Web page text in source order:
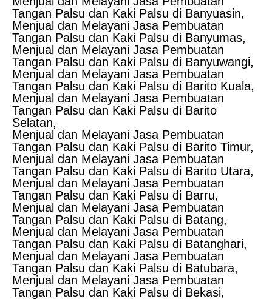
Tangan Palsu dan Kaki Palsu di Banyuasin,
Menjual dan Melayani Jasa Pembuatan
Tangan Palsu dan Kaki Palsu di Banyumas,
Menjual dan Melayani Jasa Pembuatan
Tangan Palsu dan Kaki Palsu di Banyuwangi,
Menjual dan Melayani Jasa Pembuatan
Tangan Palsu dan Kaki Palsu di Barito Kuala,
Menjual dan Melayani Jasa Pembuatan
Tangan Palsu dan Kaki Palsu di Barito
Selatan,
Menjual dan Melayani Jasa Pembuatan
Tangan Palsu dan Kaki Palsu di Barito Timur,
Menjual dan Melayani Jasa Pembuatan
Tangan Palsu dan Kaki Palsu di Barito Utara,
Menjual dan Melayani Jasa Pembuatan
Tangan Palsu dan Kaki Palsu di Barru,
Menjual dan Melayani Jasa Pembuatan
Tangan Palsu dan Kaki Palsu di Batang,
Menjual dan Melayani Jasa Pembuatan
Tangan Palsu dan Kaki Palsu di Batanghari,
Menjual dan Melayani Jasa Pembuatan
Tangan Palsu dan Kaki Palsu di Batubara,
Menjual dan Melayani Jasa Pembuatan
Tangan Palsu dan Kaki Palsu di Bekasi,